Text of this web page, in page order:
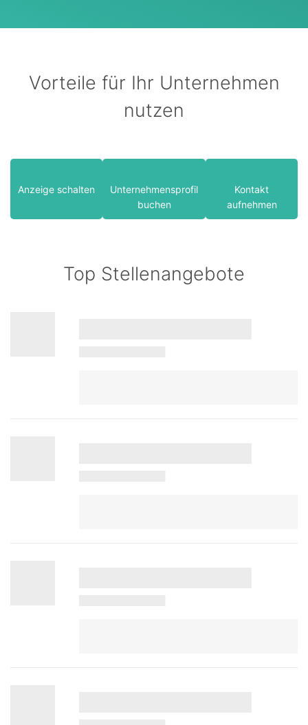
Vorteile für Ihr Unternehmen
nutzen
Anzeige schalten
Unternehmensprofil
buchen
Kontakt
aufnehmen
Top Stellenangebote